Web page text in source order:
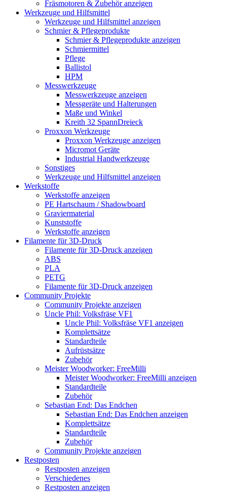
Fräsmotoren & Zubehör anzeigen
Werkzeuge und Hilfsmittel
Werkzeuge und Hilfsmittel anzeigen
Schmier & Pflegeprodukte
Schmier & Pflegeprodukte anzeigen
Schmiermittel
Pflege
Ballistol
HPM
Messwerkzeuge
Messwerkzeuge anzeigen
Messgeräte und Halterungen
Maße und Winkel
Kreith 32 SpannDreieck
Proxxon Werkzeuge
Proxxon Werkzeuge anzeigen
Micromot Geräte
Industrial Handwerkzeuge
Sonstiges
Werkzeuge und Hilfsmittel anzeigen
Werkstoffe
Werkstoffe anzeigen
PE Hartschaum / Shadowboard
Graviermaterial
Kunststoffe
Werkstoffe anzeigen
Filamente für 3D-Druck
Filamente für 3D-Druck anzeigen
ABS
PLA
PETG
Filamente für 3D-Druck anzeigen
Community Projekte
Community Projekte anzeigen
Uncle Phil: Volksfräse VF1
Uncle Phil: Volksfräse VF1 anzeigen
Komplettsätze
Standardteile
Aufrüstsätze
Zubehör
Meister Woodworker: FreeMilli
Meister Woodworker: FreeMilli anzeigen
Standardteile
Zubehör
Sebastian End: Das Endchen
Sebastian End: Das Endchen anzeigen
Komplettsätze
Standardteile
Zubehör
Community Projekte anzeigen
Restposten
Restposten anzeigen
Verschiedenes
Restposten anzeigen